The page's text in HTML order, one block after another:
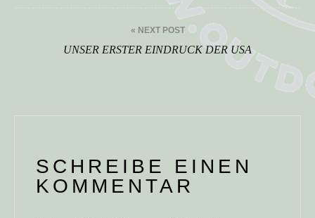
« NEXT POST
UNSER ERSTER EINDRUCK DER USA
SCHREIBE EINEN
KOMMENTAR